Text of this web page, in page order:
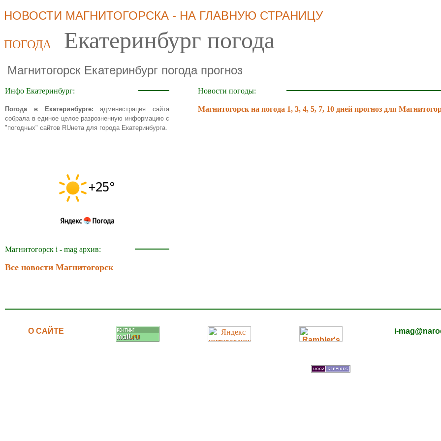
НОВОСТИ МАГНИТОГОРСКА - НА ГЛАВНУЮ СТРАНИЦУ
ПОГОДА Екатеринбург погода
Магнитогорск Екатеринбург погода прогноз
Инфо Екатеринбург:
Погода в Екатеринбурге:администрация сайта
собрала в единое целое разрозненную информацию с
"погодных" сайтов RUнета для города Екатеринбурга.
Магнитогорск i - mag архив:
Все новости Магнитогорск
Новости погоды:
Магнитогорск на погода 1, 3, 4, 5, 7, 10 дней прогноз для
О САЙТЕ i-